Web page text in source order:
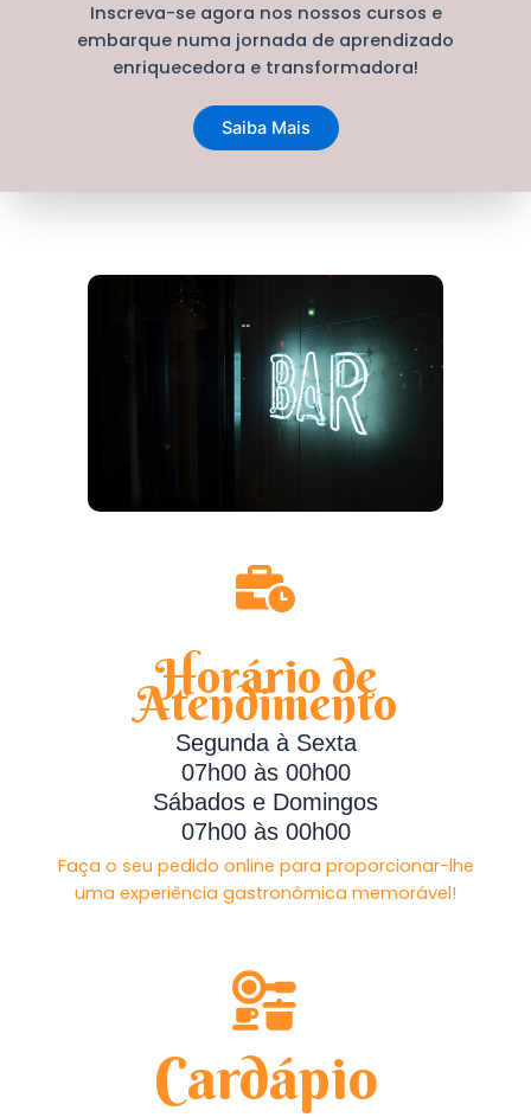
Inscreva-se agora nos nossos cursos e
embarque numa jornada de aprendizado
enriquecedora e transformadora!
Saiba Mais
Horário de
Atendimento
Segunda à Sexta
07h00 às 00h00
Sábados e Domingos
07h00 às 00h00
Faça o seu pedido online para proporcionar-lhe
uma experiência gastronômica memorável!
Cardápio